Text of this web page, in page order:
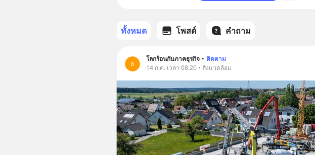
ทั้งหมด โพสต์ คำถาม
ล
โลกร้อนกับภาคธุรกิจ • ติดตาม
14 ก.ค. เวลา 08:20 • สิ่งแวดล้อม